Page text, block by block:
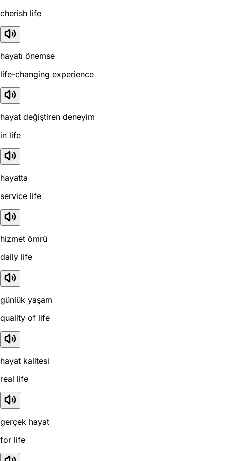
cherish life
hayatı önemse
life-changing experience
hayat değiştiren deneyim
in life
hayatta
service life
hizmet ömrü
daily life
günlük yaşam
quality of life
hayat kalitesi
real life
gerçek hayat
for life